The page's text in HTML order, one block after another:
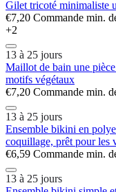
Gilet tricoté minimaliste
€7,20 Commande min.
+2
13 à 25 jours
Maillot de bain une
motifs végétaux
€7,20 Commande min.
13 à 25 jours
Ensemble bikini en
coquillage, prêt pour les
€6,59 Commande min.
13 à 25 jours